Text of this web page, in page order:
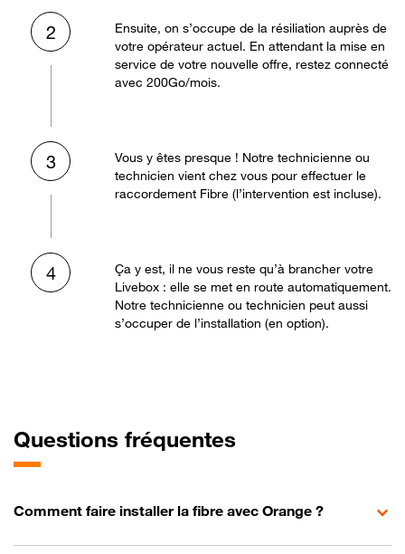
2
Ensuite, on s’occupe de la résiliation auprès de
votre opérateur actuel. En attendant la mise en
service de votre nouvelle offre, restez connecté
avec 200Go/mois.
3
Vous y êtes presque ! Notre technicienne ou
technicien vient chez vous pour effectuer le
raccordement Fibre (l’intervention est incluse).
4
Ça y est, il ne vous reste qu’à brancher votre
Livebox : elle se met en route automatiquement.
Notre technicienne ou technicien peut aussi
s’occuper de l’installation (en option).
Questions fréquentes
Comment faire installer la fibre avec Orange ?